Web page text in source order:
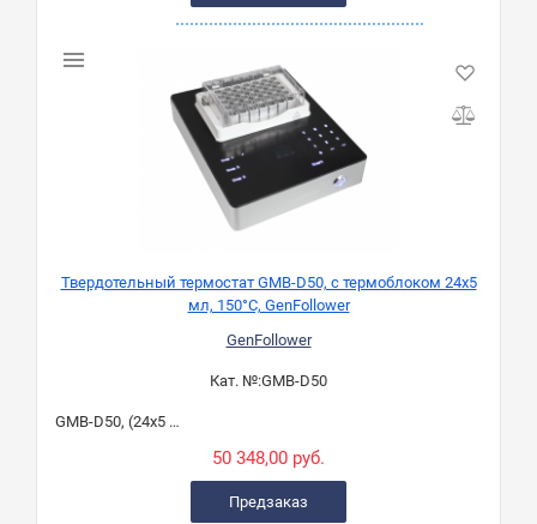
Твердотельный термостат GMB-D50, с термоблоком 24х5
мл, 150°C, GenFollower
GenFollower
Кат. №:GMB-D50
GMB-D50, (24х5 мл)
50 348,00 руб.
Предзаказ